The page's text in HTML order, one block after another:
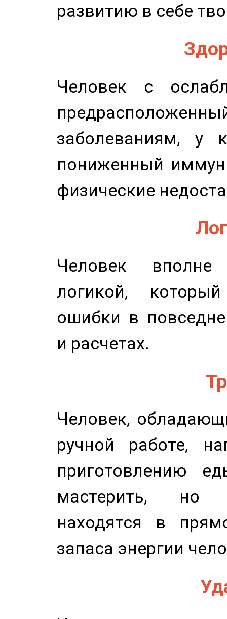
развитию в себе
Человек с
заболеваниям, у
пониженный
физические
Человек
логикой,
ошибки в
и расчетах.
Человек,
ручной работе,
приготовлению
мастерить, но
находятся в
запаса энергии